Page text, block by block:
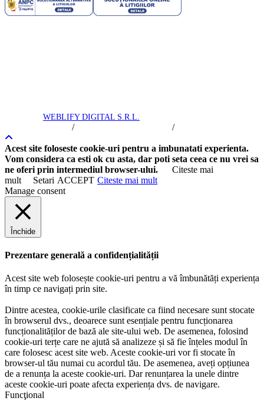
WEBLIFY DIGITAL S.R.L.
/ /
Acest site foloseste cookie-uri pentru a imbunatati experienta.
Vom considera ca esti ok cu asta, dar poti seta ceea ce nu vrei sa
ne oferi prin intermediul browser-ului.
Citeste mai
mult
Setari ACCEPT Citeste mai mult
Manage consent
Închide
Prezentare generală a confidențialității
Acest site web folosește cookie-uri pentru a vă îmbunătăți experiența
în timp ce navigați prin site.
Dintre acestea, cookie-urile clasificate ca fiind necesare sunt stocate
în browserul dvs., deoarece sunt esențiale pentru funcționarea
funcționalităților de bază ale site-ului web. De asemenea, folosind
cookie-uri terțe care ne ajută să analizeze și să fie înțeles modul în
care folosesc acest site web. Aceste cookie-uri vor fi stocate în
browser-ul tău numai cu acordul tău. De asemenea, aveți opțiunea
de a renunța la aceste cookie-uri. Dar renunțarea la unele dintre
aceste cookie-uri poate afecta experiența dvs. de navigare.
Funcţional